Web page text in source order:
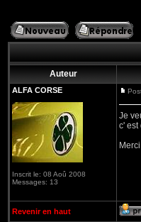
Auteur
ALFA CORSE
Inscrit le: 08 Aoû 2008
Messages: 13
Je
c' est
Merci
Revenir en haut